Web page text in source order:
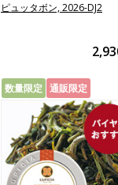
ピュッタボン, 2026-DJ2
数量限定 通販限定